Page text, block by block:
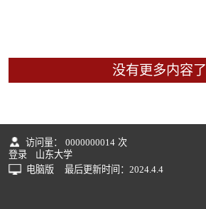
没有更多内容了
访问量： 0000000014 次
登录
山东大学
电脑版
最后更新时间： 2024. 4. 4